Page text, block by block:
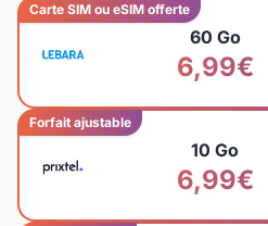
Carte SIM ou eSIM offerte
60 Go
6,99€
Forfait ajustable
10 Go
6,99€